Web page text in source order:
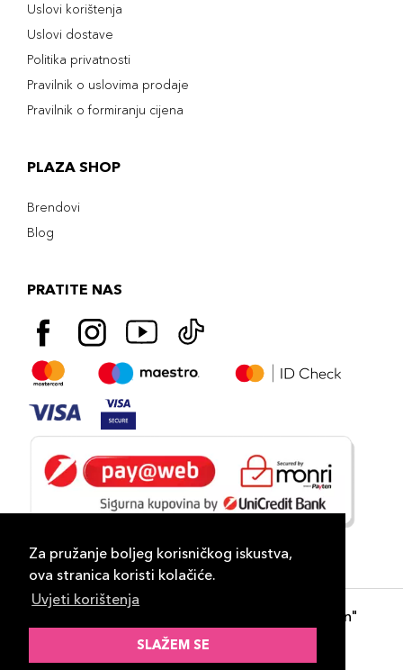
Za pružanje boljeg korisničkog iskustva,
ova stranica koristi kolačiće.
Uvjeti korištenja
SLAŽEM SE
Uslovi korištenja
Uslovi dostave
Politika privatnosti
Pravilnik o uslovima prodaje
Pravilnik o formiranju cijena
PLAZA SHOP
Brendovi
Blog
PRATITE NAS
- "DP Lux Distribution"
d.o.o. Banja Luka
ID-S Consulting d.o.o. Sarajevo